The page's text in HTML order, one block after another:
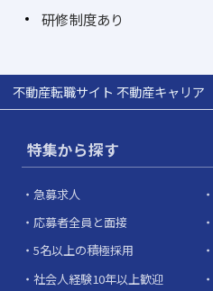
研修制度あり
不動産転職サイト 不動産キャリア
特集から探す
急募求人
応募者全員と面接
5名以上の積極採用
社会人経験10年以上歓迎